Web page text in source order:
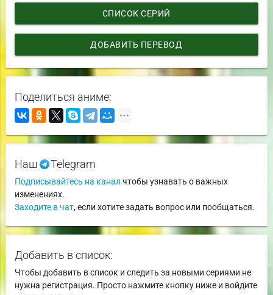
СПИСОК СЕРИЙ
ДОБАВИТЬ ПЕРЕВОД
Поделиться аниме:
Наш Telegram
Подписывайтесь на канал чтобы узнавать о важных
изменениях.
Заходите в чат, если хотите задать вопрос или пообщаться.
Добавить в список:
Чтобы добавить в список и следить за новыми сериями не
нужна регистрация. Просто нажмите кнопку ниже и войдите